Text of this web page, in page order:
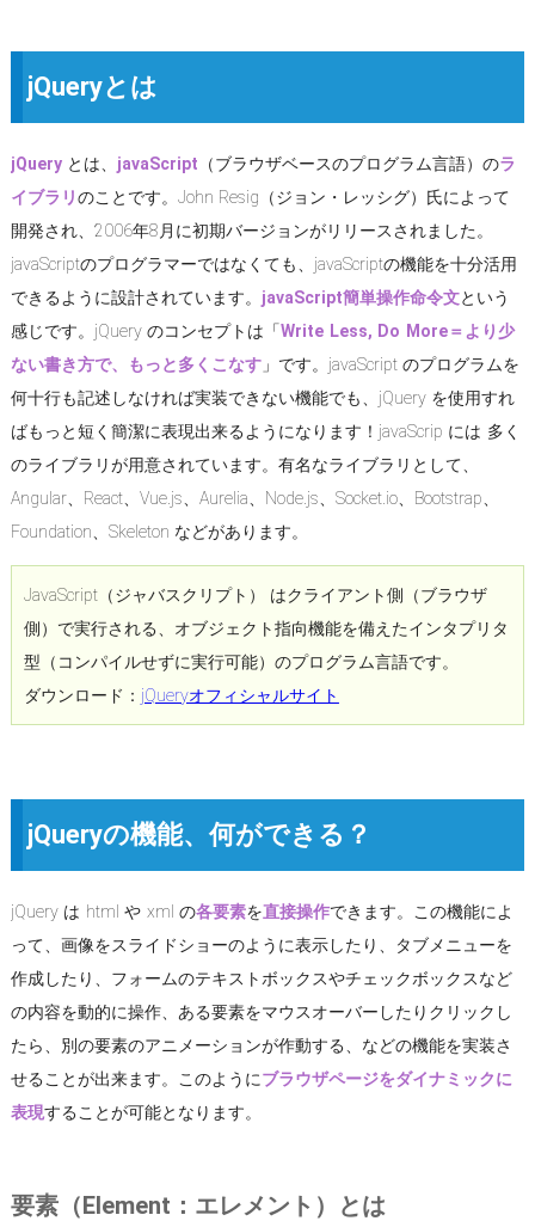
jQueryとは
jQueryとは、 javaScript （ブラウザベースのプログラム言語）のラ
イブラリのことです。John Resig（ジョン・レッシグ）氏によって
開発され、2006年8月に初期バージョンがリリースされました。
javaScriptのプログラマーではなくても、javaScriptの機能を十分活用
できるように設計されています。 javaScript簡単操作命令文という
感じです。jQuery のコンセプトは「Write Less, Do More＝より少
ない書き方で、もっと多くこなす」です。javaScript のプログラムを
何十行も記述しなければ実装できない機能でも、jQuery を使用すれ
ばもっと短く簡潔に表現出来るようになります！javaScrip には 多く
のライブラリが用意されています。有名なライブラリとして、
Angular、React、Vue.js、Aurelia、Node.js、Socket.io、Bootstrap、
Foundation、Skeleton などがあります。
JavaScript（ジャバスクリプト） はクライアント側（ブラウザ
側）で実行される、オブジェクト指向機能を備えたインタプリタ
型（コンパイルせずに実行可能）のプログラム言語です。
ダウンロード： jQueryオフィシャルサイト
jQueryの機能、何ができる？
jQuery は html や xml の各要素を直接操作できます。この機能によ
って、画像をスライドショーのように表示したり、タブメニューを
作成したり、フォームのテキストボックスやチェックボックスなど
の内容を動的に操作、ある要素をマウスオーバーしたりクリックし
たら、別の要素のアニメーションが作動する、などの機能を実装さ
せることが出来ます。このようにブラウザページをダイナミックに
表現することが可能となります。
要素（Element：エレメント）とは